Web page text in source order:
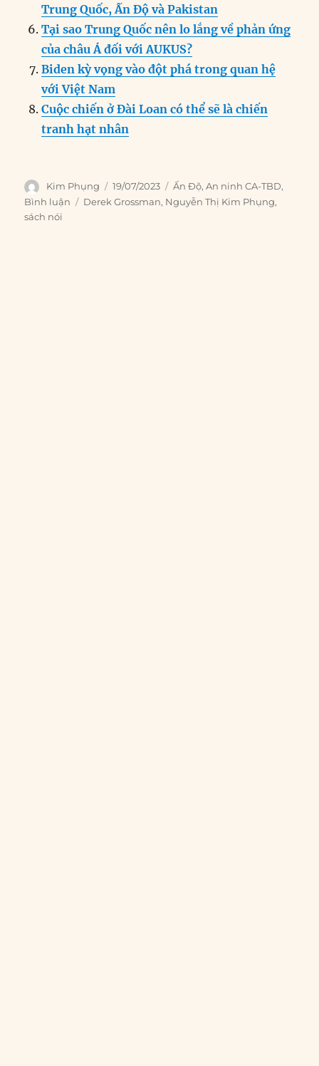
Trung Quốc, Ấn Độ và Pakistan
Tại sao Trung Quốc nên lo lắng về phản ứng
của châu Á đối với AUKUS?
Biden kỳ vọng vào đột phá trong quan hệ
với Việt Nam
Cuộc chiến ở Đài Loan có thể sẽ là chiến
tranh hạt nhân
Author
Kim Phụng
Posted
on
19/07/2023 Categories
Ấn Độ,An ninh CA-TBD,
Bình luận
Tags
Derek Grossman, Nguyễn Thị Kim Phụng,
sách nói